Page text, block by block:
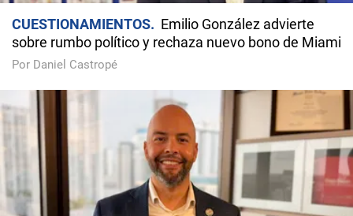
CUESTIONAMIENTOS
Emilio González advierte
sobre rumbo político y rechaza nuevo bono de Miami
Por Daniel Castropé